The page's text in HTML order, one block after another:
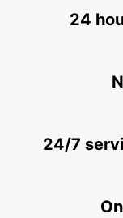
CHINGOLA
24
24/7